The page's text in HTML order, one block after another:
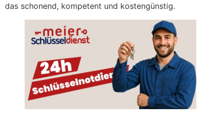
das schonend, kompetent und kostengünstig.